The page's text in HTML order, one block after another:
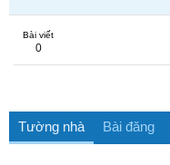
Bài viết
0
Tường nhà Bài đăng